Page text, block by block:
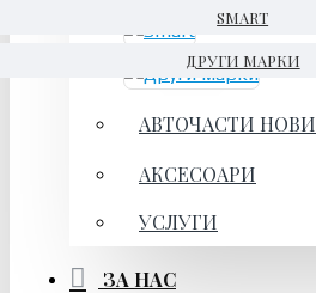
SMART
ДРУГИ МАРКИ
АВТОЧАСТИ НОВИ
АКСЕСОАРИ
УСЛУГИ
ЗА НАС